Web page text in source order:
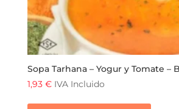
Sopa Tarhana – Yogur y Tomate –
1,93 € IVA Incluido